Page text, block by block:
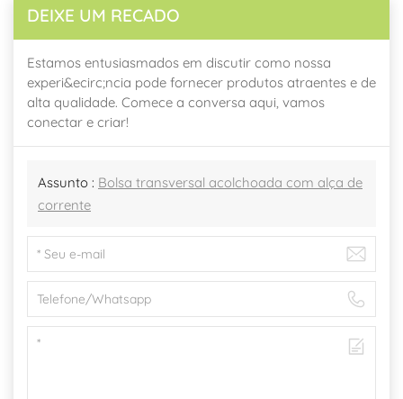
DEIXE UM RECADO
Estamos entusiasmados em discutir como nossa
experi&ecirc;ncia pode fornecer produtos atraentes e de
alta qualidade. Comece a conversa aqui, vamos
conectar e criar!
Assunto : Bolsa transversal acolchoada com alça de
corrente